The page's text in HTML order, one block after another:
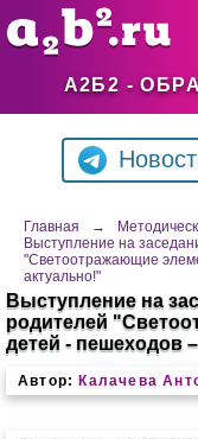
А2Б2 -
Главная →
Выступление на
"Светоотражающие
актуально!"
Выступление на
родителей
детей - пешеходов
Автор: Калачева